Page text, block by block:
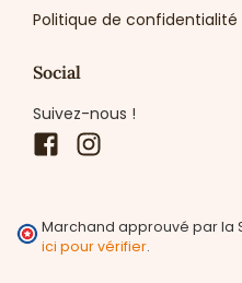
Politique de confidentialité
Social
Suivez-nous !
Facebook
Marchand approuvé par la
ici pour vérifier.